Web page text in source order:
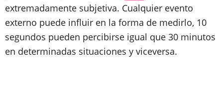
extremadamente subjetiva. Cualquier evento
externo puede influir en la forma de medirlo, 10
segundos pueden percibirse igual que 30 minutos
en determinadas situaciones y viceversa.